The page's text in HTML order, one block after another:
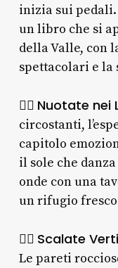
inizia sui
un libro che si
della Valle, con
spettacolari e
🏊‍♂️ Nuotate nei
circostanti,
capitolo
il sole che
onde con una
un rifugio
🧗‍♂️ Scalate
Le pareti